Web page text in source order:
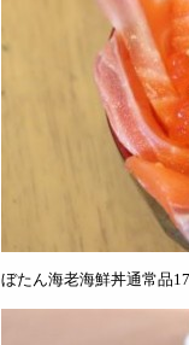
ぼたん海老海鮮丼通常品